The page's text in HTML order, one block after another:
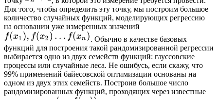
Для того, чтобы определить эту точку, мы построим большое
количество случайных функций, моделирующих регрессию
на основании уже измеренных значений
. Обычно в качестве базовых
функций для построения такой рандомизированной регрессии
выбирается одно из двух семейств функций: гауссовские
процессы или случайные леса. Не ошибусь, если скажу, что
99% применений байесовской оптимизации основаны на
одном из двух этих семейств. Построив большое число
рандомизированных функций, проходящих через известные